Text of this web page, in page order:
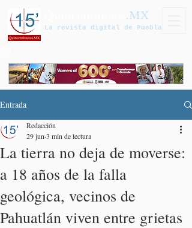
.MX
La revista digital de Puebla
Entrada
La tierra no deja de moverse:
a 18 años de la falla
geológica, vecinos de
Pahuatlán viven entre grietas
Redacción
29 jun 3 min de lectura